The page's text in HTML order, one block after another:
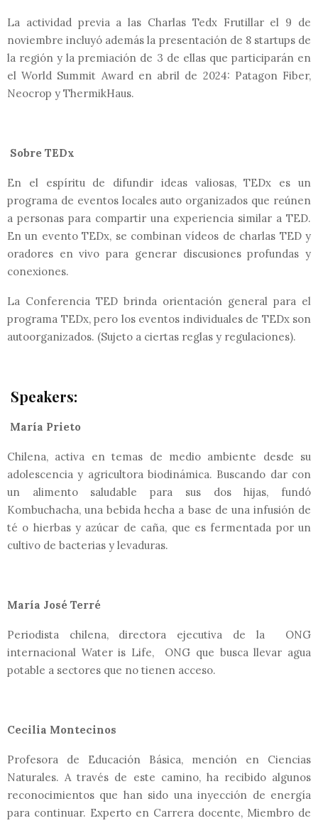
La actividad previa a las Charlas Tedx Frutillar el 9 de
noviembre incluyó además la presentación de 8 startups de
la región y la premiación de 3 de ellas que participarán en
el World Summit Award en abril de 2024: Patagon Fiber,
Neocrop y ThermikHaus.
Sobre TEDx
En el espíritu de difundir ideas valiosas, TEDx es un
programa de eventos locales auto organizados que reúnen
a personas para compartir una experiencia similar a TED.
En un evento TEDx, se combinan vídeos de charlas TED y
oradores en vivo para generar discusiones profundas y
conexiones.
La Conferencia TED brinda orientación general para el
programa TEDx, pero los eventos individuales de TEDx son
autoorganizados. (Sujeto a ciertas reglas y regulaciones).
Speakers:
María Prieto
Chilena, activa en temas de medio ambiente desde su
adolescencia y agricultora biodinámica. Buscando dar con
un alimento saludable para sus dos hijas, fundó
Kombuchacha, una bebida hecha a base de una infusión de
té o hierbas y azúcar de caña, que es fermentada por un
cultivo de bacterias y levaduras.
María José Terré
Periodista chilena, directora ejecutiva de la ONG
internacional Water is Life, ONG que busca llevar agua
potable a sectores que no tienen acceso.
Cecilia Montecinos
Profesora de Educación Básica, mención en Ciencias
Naturales. A través de este camino, ha recibido algunos
reconocimientos que han sido una inyección de energía
para continuar. Experto en Carrera docente, Miembro de